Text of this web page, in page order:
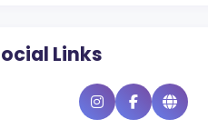
Links
InstagramFacebook